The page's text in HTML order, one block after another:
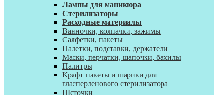
Лампы для маникюра
Стерилизаторы
Расходные материалы
Ванночки, колпачки, зажимы
Салфетки, пакеты
Палетки, подставки, держатели
Маски, перчатки, шапочки, бахилы
Палитры
Крафт-пакеты и шарики для
гласперленового стерилизатора
Щеточки